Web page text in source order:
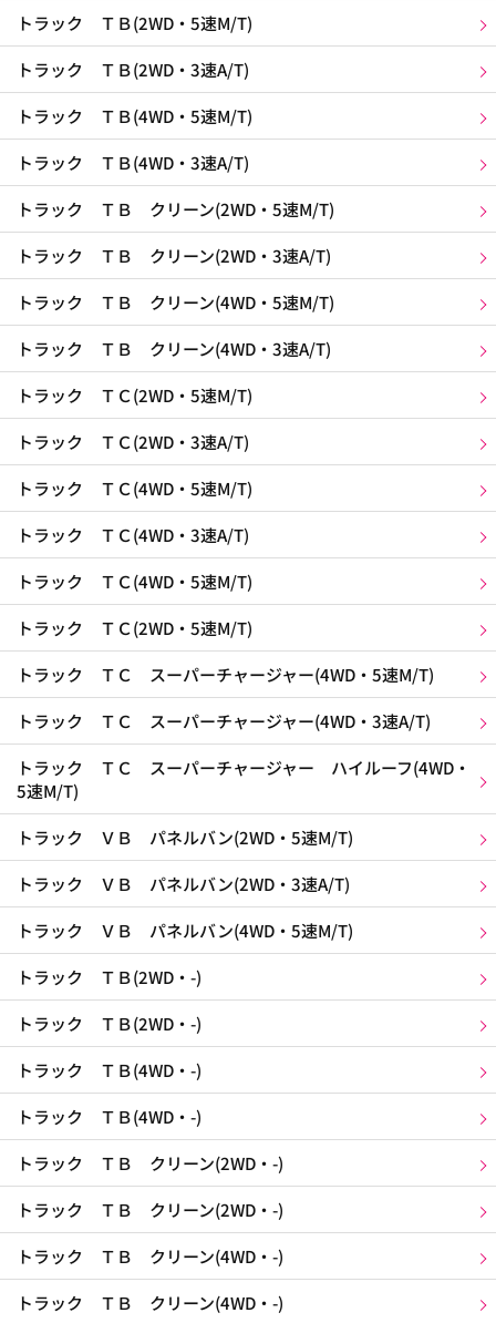
トラック ＴＢ(2WD・5速M/T)
トラック ＴＢ(2WD・3速A/T)
トラック ＴＢ(4WD・5速M/T)
トラック ＴＢ(4WD・3速A/T)
トラック ＴＢ クリーン(2WD・5速M/T)
トラック ＴＢ クリーン(2WD・3速A/T)
トラック ＴＢ クリーン(4WD・5速M/T)
トラック ＴＢ クリーン(4WD・3速A/T)
トラック ＴＣ(2WD・5速M/T)
トラック ＴＣ(2WD・3速A/T)
トラック ＴＣ(4WD・5速M/T)
トラック ＴＣ(4WD・3速A/T)
トラック ＴＣ(4WD・5速M/T)
トラック ＴＣ(2WD・5速M/T)
トラック ＴＣ スーパーチャージャー(4WD・5速M/T)
トラック ＴＣ スーパーチャージャー(4WD・3速A/T)
トラック ＴＣ スーパーチャージャー ハイルーフ(4WD・
5速M/T)
トラック ＶＢ パネルバン(2WD・5速M/T)
トラック ＶＢ パネルバン(2WD・3速A/T)
トラック ＶＢ パネルバン(4WD・5速M/T)
トラック ＴＢ(2WD・-)
トラック ＴＢ(2WD・-)
トラック ＴＢ(4WD・-)
トラック ＴＢ(4WD・-)
トラック ＴＢ クリーン(2WD・-)
トラック ＴＢ クリーン(2WD・-)
トラック ＴＢ クリーン(4WD・-)
トラック ＴＢ クリーン(4WD・-)